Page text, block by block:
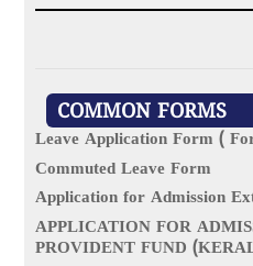
COMMON FORMS
Leave Application Form (
Commuted Leave Form
Application for Admission
APPLICATION FOR
PROVIDENT FUND